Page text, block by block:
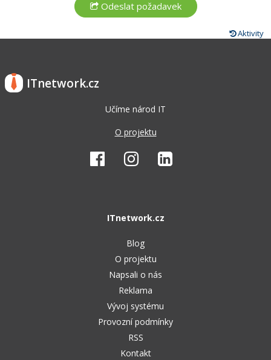
Aktivity
ITnetwork.cz
Učíme národ IT
O projektu
ITnetwork.cz
Blog
O projektu
Napsali o nás
Reklama
Vývoj systému
Provozní podmínky
RSS
Kontakt